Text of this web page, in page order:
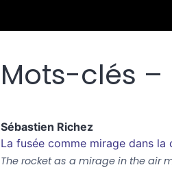
Mots-clés
Sébastien Richez
La fusée comme mirage dans la
The rocket as a mirage in the air